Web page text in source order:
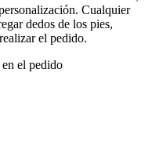
Cualquier
dedos de los pies,
el pedido.
el pedido